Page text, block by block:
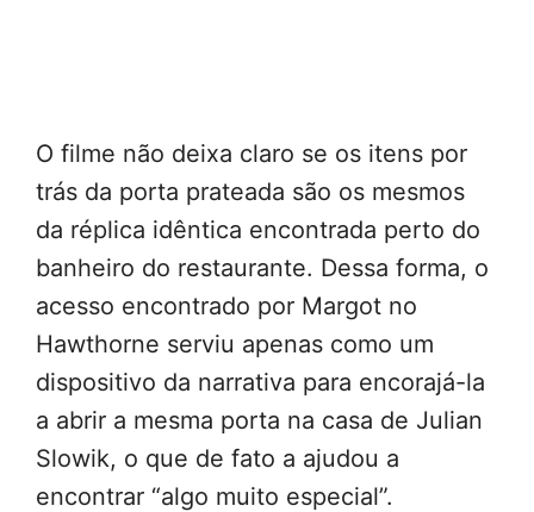
O filme não deixa claro se os itens por
trás da porta prateada são os mesmos
da réplica idêntica encontrada perto do
banheiro do restaurante. Dessa forma, o
acesso encontrado por Margot no
Hawthorne serviu apenas como um
dispositivo da narrativa para encorajá-la
a abrir a mesma porta na casa de Julian
Slowik, o que de fato a ajudou a
encontrar “algo muito especial”.